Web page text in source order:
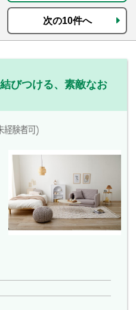
次の10件へ
びつける、素敵なお